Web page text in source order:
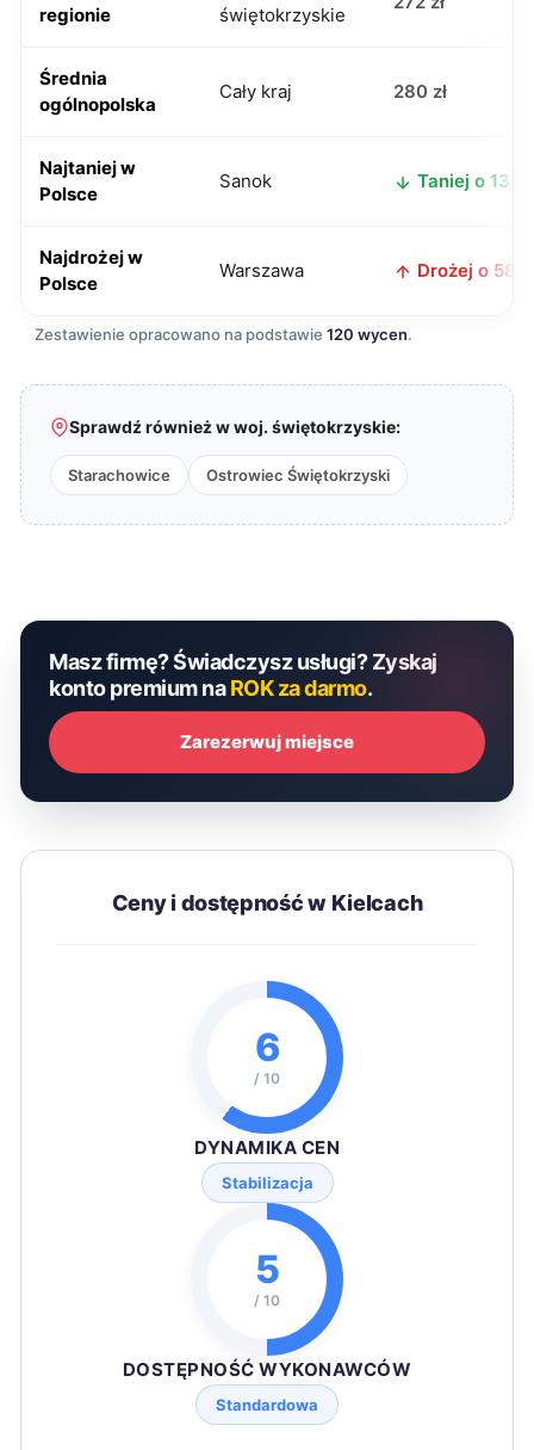
regionie świętokrzyskie
Średnia
ogólnopolska
Cały kraj 280 zł
Najtaniej w
Polsce
Sanok Taniej o 137
Najdrożej w
Polsce
Warszawa Drożej o 58 zł
Zestawienie opracowano na podstawie 120 wycen.
Sprawdź również w woj. świętokrzyskie:
Starachowice Ostrowiec Świętokrzyski
Masz firmę? Świadczysz usługi? Zyskaj
konto premium naROK za darmo.
Zarezerwuj miejsce
Ceny i dostępność w Kielcach
6
/ 10
DYNAMIKA CEN
Stabilizacja
5
/ 10
DOSTĘPNOŚĆ WYKONAWCÓW
Standardowa